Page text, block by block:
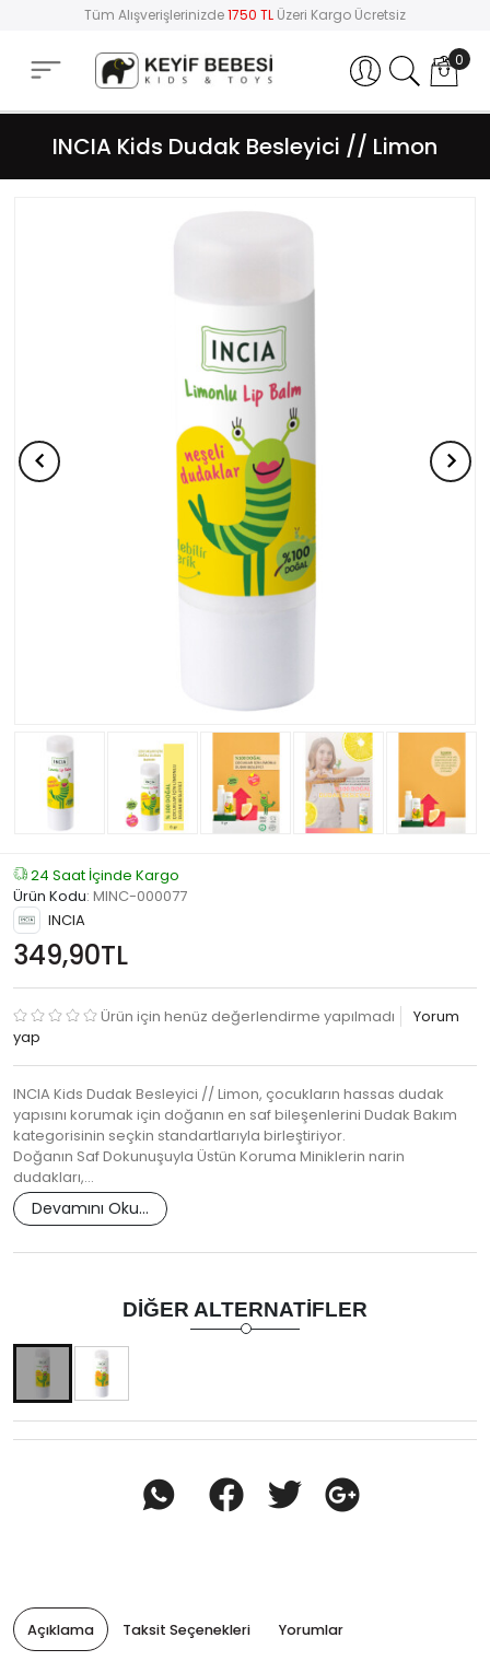
Tüm Alışverişlerinizde1750 TL Üzeri Kargo Ücretsiz
Hesabım 0
INCIA Kids Dudak Besleyici // Limon
24 Saat İçinde Kargo
Ürün Kodu: MINC-000077
INCIA
349,90TL
Ürün için henüz değerlendirme yapılmadı
Yorum
yap
INCIA Kids Dudak Besleyici // Limon, çocukların hassas dudak
yapısını korumak için doğanın en saf bileşenlerini Dudak Bakım
kategorisinin seçkin standartlarıyla birleştiriyor.
Doğanın Saf Dokunuşuyla Üstün Koruma Miniklerin narin
dudakları,…
Devamını Oku...
DIĞER ALTERNATIFLER
Açıklama Taksit Seçenekleri Yorumlar